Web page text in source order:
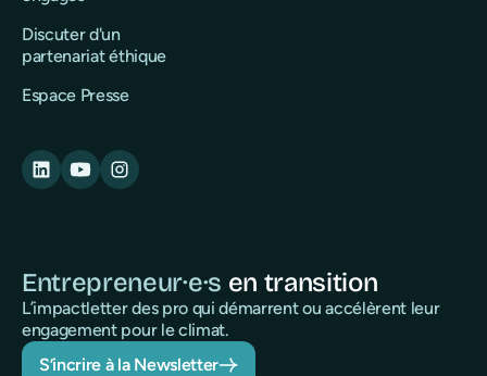
Discuter d'un
partenariat éthique
Espace Presse
Entrepreneur·e·s en transition
L’impactletter des pro qui démarrent ou accélèrent leur
engagement pour le climat.
S’incrire à la Newsletter